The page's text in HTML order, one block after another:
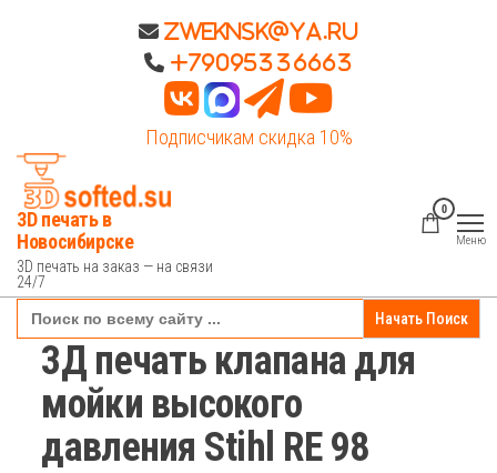
Zweknsk@ya.ru
+79095336663
Подписчикам скидка 10%
3D печать в
Новосибирске
3D печать на заказ — на связи
24/7
0
Меню
Search
for:
3Д печать клапана для
мойки высокого
давления Stihl RE 98